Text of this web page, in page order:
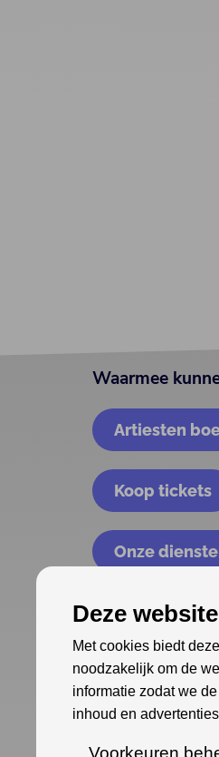
Waarmee
Artiesten
Koop tickets
Onze
Deze
Met cookies biedt
noodzakelijk om de
informatie zodat we
inhoud en
Voorkeuren